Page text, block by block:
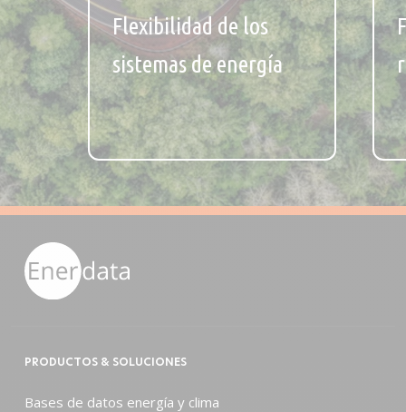
Flexibilidad de los
sistemas de energía
PRODUCTOS & SOLUCIONES
Bases de datos energía y clima